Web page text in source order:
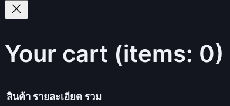
Your cart (items: 0)
สินค้า รายละเอียด รวม